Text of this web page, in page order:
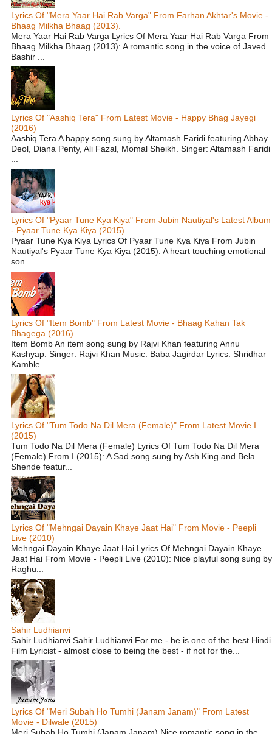
Lyrics Of "Mera Yaar Hai Rab Varga" From Farhan Akhtar's Movie -
Bhaag Milkha Bhaag (2013).
Mera Yaar Hai Rab Varga Lyrics Of Mera Yaar Hai Rab Varga From
Bhaag Milkha Bhaag (2013): A romantic song in the voice of Javed
Bashir ...
Lyrics Of "Aashiq Tera" From Latest Movie - Happy Bhag Jayegi
(2016)
Aashiq Tera A happy song sung by Altamash Faridi featuring Abhay
Deol, Diana Penty, Ali Fazal, Momal Sheikh. Singer: Altamash Faridi
Lyrics Of "Pyaar Tune Kya Kiya" From Jubin Nautiyal's Latest Album
- Pyaar Tune Kya Kiya (2015)
Pyaar Tune Kya Kiya Lyrics Of Pyaar Tune Kya Kiya From Jubin
Nautiyal's Pyaar Tune Kya Kiya (2015): A heart touching emotional
son...
Lyrics Of "Item Bomb" From Latest Movie - Bhaag Kahan Tak
Bhagega (2016)
Item Bomb An item song sung by Rajvi Khan featuring Annu
Kashyap. Singer: Rajvi Khan Music: Baba Jagirdar Lyrics: Shridhar
Kamble ...
Lyrics Of "Tum Todo Na Dil Mera (Female)" From Latest Movie I
(2015)
Tum Todo Na Dil Mera (Female) Lyrics Of Tum Todo Na Dil Mera
(Female) From I (2015): A Sad song sung by Ash King and Bela
Shende featur...
Lyrics Of "Mehngai Dayain Khaye Jaat Hai" From Movie - Peepli
Live (2010)
Mehngai Dayain Khaye Jaat Hai Lyrics Of Mehngai Dayain Khaye
Jaat Hai From Movie - Peepli Live (2010): Nice playful song sung by
Raghu...
Sahir Ludhianvi
Sahir Ludhianvi Sahir Ludhianvi For me - he is one of the best Hindi
Film Lyricist - almost close to being the best - if not for the...
Lyrics Of "Meri Subah Ho Tumhi (Janam Janam)" From Latest
Movie - Dilwale (2015)